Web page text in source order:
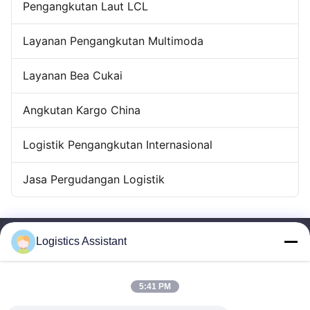
Pengangkutan Laut LCL
Layanan Pengangkutan Multimoda
Layanan Bea Cukai
Angkutan Kargo China
Logistik Pengangkutan Internasional
Jasa Pergudangan Logistik
Logistics Assistant
5:41 PM